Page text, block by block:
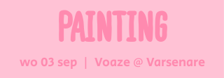
PAINTING
wo 03 sep
  |
Voaze @ Varsenare